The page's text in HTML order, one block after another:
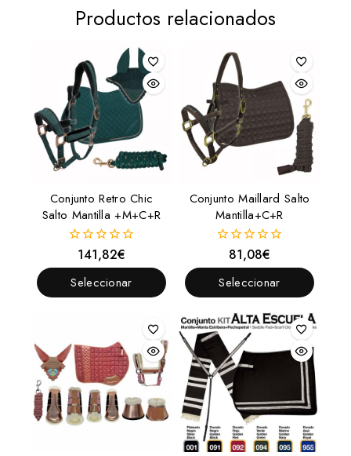
Productos relacionados
Conjunto Retro Chic
Salto Mantilla +M+C+R
fuera
de
5
141,82€
Seleccionar
Conjunto Maillard Salto
Mantilla+C+R
fuera
de
5
81,08€
Seleccionar